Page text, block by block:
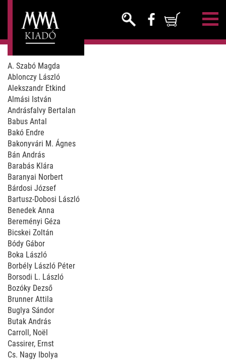
A. Szabó Magda
Ablonczy László
Alekszandr Etkind
Almási István
Andrásfalvy Bertalan
Babus Antal
Bakó Endre
Bakonyvári M. Ágnes
Bán András
Barabás Klára
Baranyai Norbert
Bárdosi József
Bartusz-Dobosi László
Benedek Anna
Bereményi Géza
Bicskei Zoltán
Bódy Gábor
Boka László
Borbély László Péter
Borsodi L. László
Bozóky Dezső
Brunner Attila
Buglya Sándor
Butak András
Carroll, Noël
Cassirer, Ernst
Cs. Nagy Ibolya